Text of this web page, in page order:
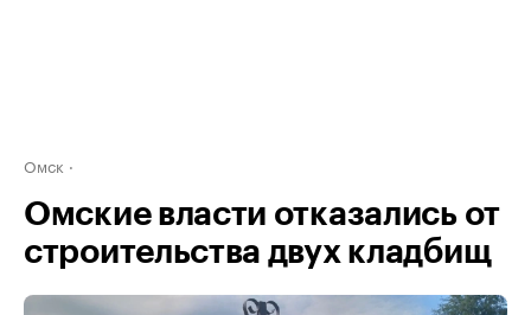
Омск
Омские власти отказались от
строительства двух кладбищ